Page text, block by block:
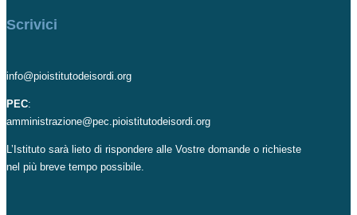
Scrivici
info@pioistitutodeisordi.org
PEC:
amministrazione@pec.pioistitutodeisordi.org
L’Istituto sarà lieto di rispondere alle Vostre domande o richieste
nel più breve tempo possibile.